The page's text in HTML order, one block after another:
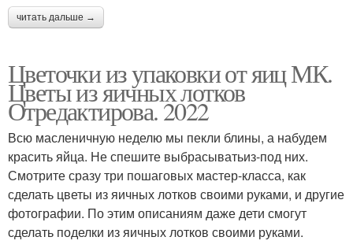
читать дальше →
Цветочки из упаковки от яиц МК.
Цветы из яичных лотков
Отредактирова. 2022
Всю масленичную неделю мы пекли блины, а набудем
красить яйца. Не спешите выбрасыватьиз-под них.
Смотрите сразу три пошаговых мастер-класса, как
сделать цветы из яичных лотков своими руками, и другие
фотографии. По этим описаниям даже дети смогут
сделать поделки из яичных лотков своими руками.